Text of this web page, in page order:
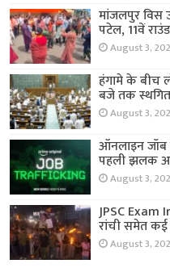
मांजलपुर विस
पटेल, 11वें
August 3,
हंगामे के बीच
बजे तक स्थगित
August 3,
ऑनलाइन जॉब
पहली झलक
August 3,
JPSC Exam
रांची समेत कई
August 3,